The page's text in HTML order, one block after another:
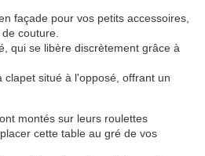
façade pour vos petits accessoires,
couture.
qui se libère discrètement grâce à
clapet situé à l'opposé, offrant un
montés sur leurs roulettes
cette table au gré de vos